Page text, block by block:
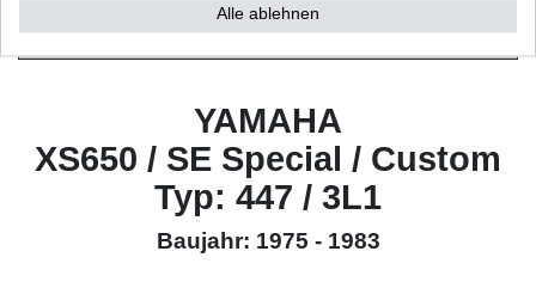
Musterbild
YAMAHA
XS650 / SE Special / Custom
Typ: 447 / 3L1
Baujahr: 1975 - 1983
Alle ablehnen